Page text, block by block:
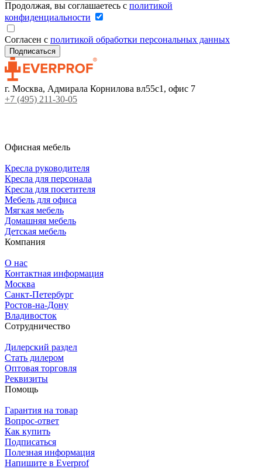
Продолжая, вы соглашаетесь с политикой
конфиденциальности
Согласен с политикой обработки персональных данных
г. Москва, Адмирала Корнилова вл55с1, офис 7
+7 (495) 211-30-05
Офисная мебель
Кресла руководителя
Кресла для персонала
Кресла для посетителя
Мебель для офиса
Мягкая мебель
Домашняя мебель
Детская мебель
Компания
О нас
Контактная информация
Москва
Санкт-Петербург
Ростов-на-Дону
Владивосток
Сотрудничество
Дилерский раздел
Стать дилером
Оптовая торговля
Реквизиты
Помощь
Гарантия на товар
Вопрос-ответ
Как купить
Подписаться
Полезная информация
Напишите в Everprof